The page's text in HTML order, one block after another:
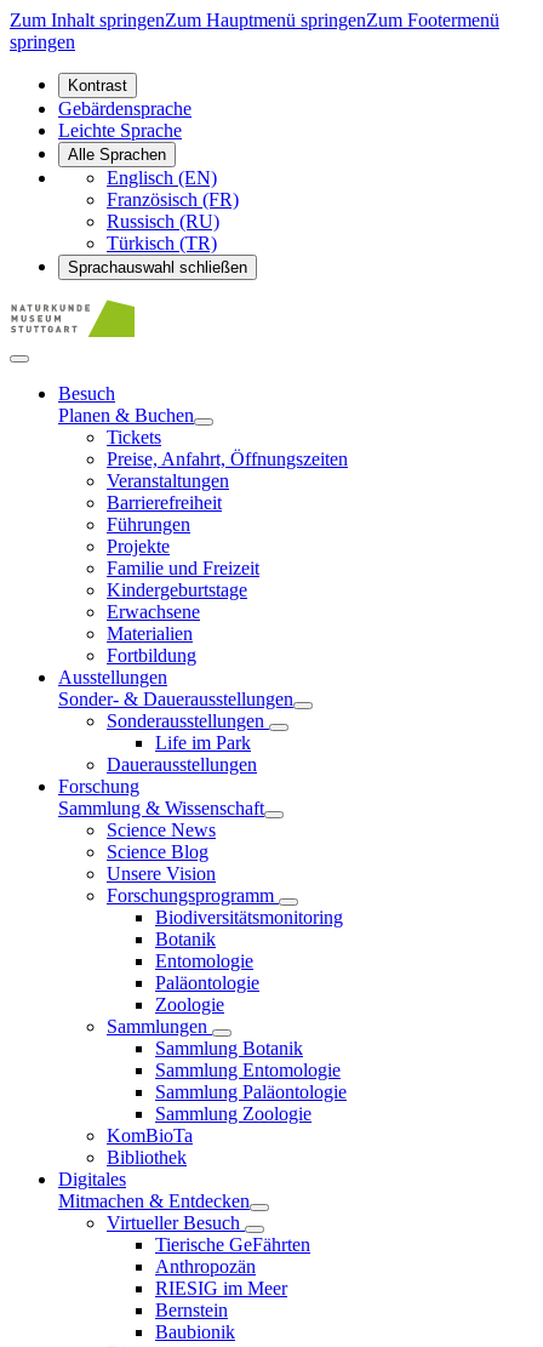
Zum Inhalt springenZum Hauptmenü springenZum Footermenü
springen
Kontrast
Gebärdensprache
Leichte Sprache
Alle Sprachen
Englisch (EN)
Französisch (FR)
Russisch (RU)
Türkisch (TR)
Sprachauswahl schließen
Besuch
Planen & Buchen
Tickets
Preise, Anfahrt, Öffnungszeiten
Veranstaltungen
Barrierefreiheit
Führungen
Projekte
Familie und Freizeit
Kindergeburtstage
Erwachsene
Materialien
Fortbildung
Ausstellungen
Sonder- & Dauerausstellungen
Sonderausstellungen
Life im Park
Dauerausstellungen
Forschung
Sammlung & Wissenschaft
Science News
Science Blog
Unsere Vision
Forschungsprogramm
Biodiversitätsmonitoring
Botanik
Entomologie
Paläontologie
Zoologie
Sammlungen
Sammlung Botanik
Sammlung Entomologie
Sammlung Paläontologie
Sammlung Zoologie
KomBioTa
Bibliothek
Digitales
Mitmachen & Entdecken
Virtueller Besuch
Tierische GeFährten
Anthropozän
RIESIG im Meer
Bernstein
Baubionik